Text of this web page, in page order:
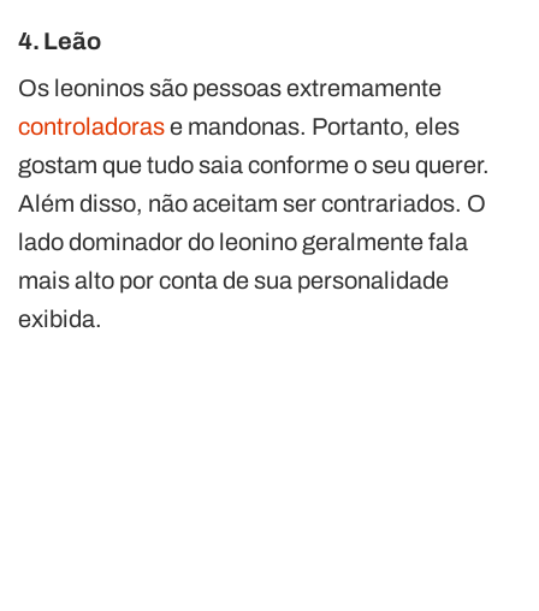
4. Leão
Os leoninos são pessoas extremamente
controladorase mandonas. Portanto, eles
gostam que tudo saia conforme o seu querer.
Além disso, não aceitam ser contrariados. O
lado dominador do leonino geralmente fala
mais alto por conta de sua personalidade
exibida.